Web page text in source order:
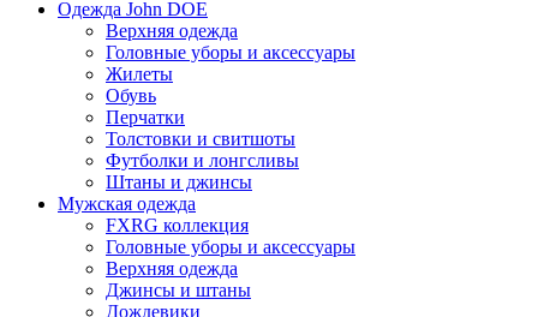
Одежда John DOE
Верхняя одежда
Головные уборы и аксессуары
Жилеты
Обувь
Перчатки
Толстовки и свитшоты
Футболки и лонгсливы
Штаны и джинсы
Мужская одежда
FXRG коллекция
Головные уборы и аксессуары
Верхняя одежда
Джинсы и штаны
Дождевики